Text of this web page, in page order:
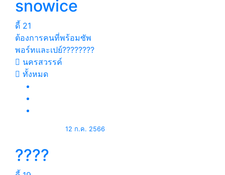
snowice
ดี้ 21
ต้องการคนที่พร้อมซัพ
พอร์ทและเปย์????????
นครสวรรค์
ทั้งหมด
12 ก.ค. 2566
????